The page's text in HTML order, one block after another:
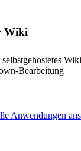
Wiki
Bearbeitung
Anwendungen